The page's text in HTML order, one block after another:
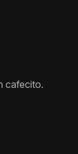
cafecito.